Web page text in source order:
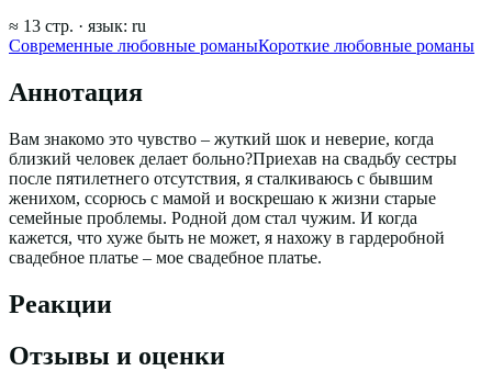
≈ 13 стр. · язык: ru
Современные любовные романыКороткие любовные романы
Аннотация
Вам знакомо это чувство – жуткий шок и неверие, когда
близкий человек делает больно?Приехав на свадьбу сестры
после пятилетнего отсутствия, я сталкиваюсь с бывшим
женихом, ссорюсь с мамой и воскрешаю к жизни старые
семейные проблемы. Родной дом стал чужим. И когда
кажется, что хуже быть не может, я нахожу в гардеробной
свадебное платье – мое свадебное платье.
Реакции
Отзывы и оценки